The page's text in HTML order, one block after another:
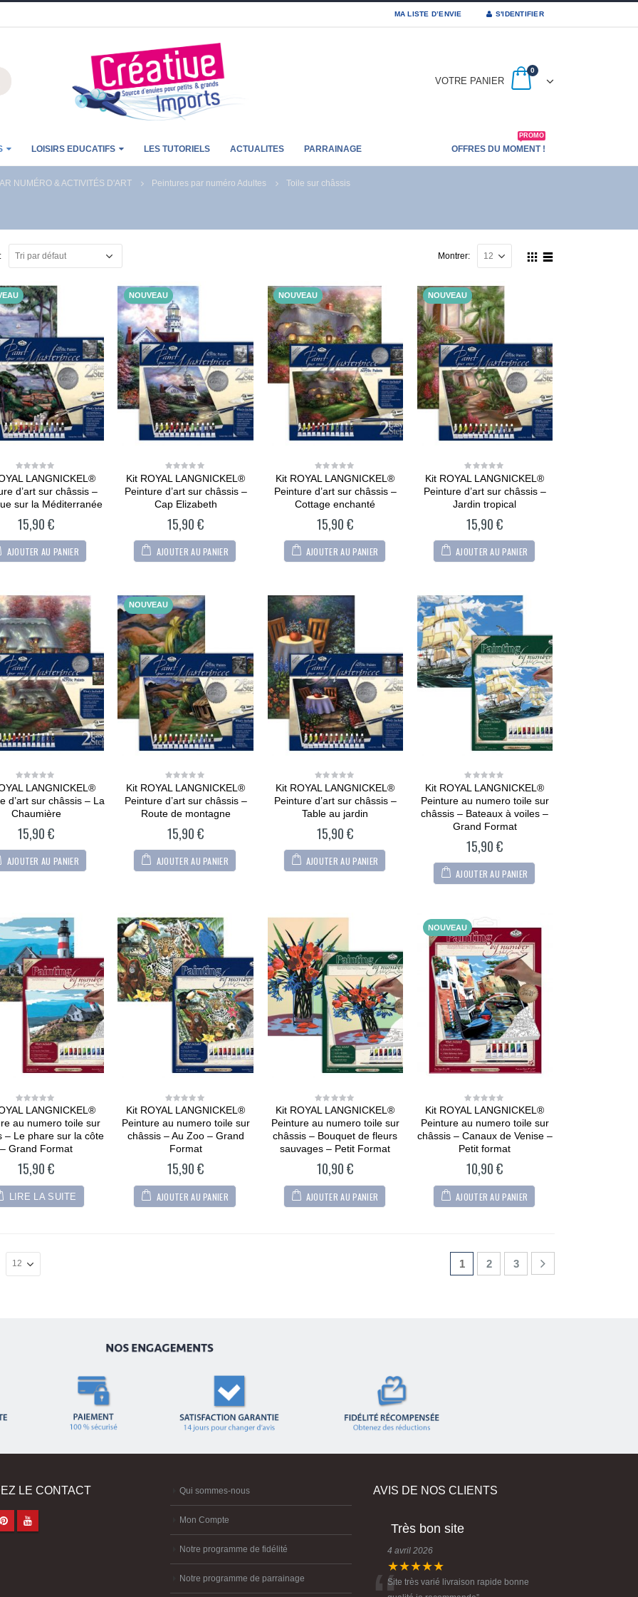
MA LISTE D’ENVIE S'IDENTIFIER
VOTRE PANIER
0
LOISIRS EDUCATIFS LES TUTORIELS ACTUALITES PARRAINAGE OFFRES DU MOMENT !
PROMO
NUMÉRO & ACTIVITÉS D'ART Peintures par numéro Adultes Toile sur châssis
Montrer:
0
of
5
LANGNICKEL®
d’art sur châssis –
sur la Méditerranée
15,90€
AJOUTER AU PANIER
NOUVEAU
0
of
5
Kit ROYAL LANGNICKEL®
Peinture d’art sur châssis –
Cap Elizabeth
15,90€
AJOUTER AU PANIER
NOUVEAU
0
of
5
Kit ROYAL LANGNICKEL®
Peinture d’art sur châssis –
Cottage enchanté
15,90€
AJOUTER AU PANIER
NOUVEAU
0
of
5
Kit ROYAL LANGNICKEL®
Peinture d’art sur châssis –
Jardin tropical
15,90€
AJOUTER AU PANIER
0
of
5
LANGNICKEL®
d’art sur châssis – La
Chaumière
15,90€
AJOUTER AU PANIER
NOUVEAU
0
of
5
Kit ROYAL LANGNICKEL®
Peinture d’art sur châssis –
Route de montagne
15,90€
AJOUTER AU PANIER
0
of
5
Kit ROYAL LANGNICKEL®
Peinture d’art sur châssis –
Table au jardin
15,90€
AJOUTER AU PANIER
0
of
5
Kit ROYAL LANGNICKEL®
Peinture au numero toile sur
châssis – Bateaux à voiles –
Grand Format
15,90€
AJOUTER AU PANIER
0
of
5
LANGNICKEL®
au numero toile sur
– Le phare sur la côte
– Grand Format
15,90€
LIRE LA SUITE
0
of
Kit ROYAL LANGNICKEL®
Peinture au numero toile sur
châssis – Au Zoo – Grand
Format
15,90€
AJOUTER AU PANIER
0
of
5
Kit ROYAL LANGNICKEL®
Peinture au numero toile sur
châssis – Bouquet de fleurs
sauvages – Petit Format
10,90€
AJOUTER AU PANIER
NOUVEAU
0
of
5
Kit ROYAL LANGNICKEL®
Peinture au numero toile sur
châssis – Canaux de Venise –
Petit format
10,90€
AJOUTER AU PANIER
1 2 3
CARTONIC® -
Modèle Chien
Maltipoo
36,90€
CARTONIC® -
0
out
5
36,90€
CARTONIC® -
Modèle Arty Bunny
out
of
5
36,90
CARTONIC® -
Modèle Chien
Maltipoo
36,90€
CARTONIC® -
Modèle Berger
0
out
5
36,90€
CARTONIC® -
Modèle Arty Bunny
out
of
5
36,90
CARTONIC® -
Modèle Chien
Maltipoo
0
out
36,90€
CARTONIC® -
Modèle Berger
0
out
5
36,90€
CARTONIC® -
Modèle Arty Bunny
out
of
5
36,90
LE CONTACT Qui sommes-nous
Mon Compte
Notre programme de fidélité
Notre programme de parrainage
AVIS DE NOS CLIENTS
Très bon site
4 avril 2026
★★★★★
Site très varié livraison rapide bonne
CARTONIC® -
Modèle Chien
Maltipoo
out
of
5
36,90€
CARTONIC® -
Modèle Berger
allemand
0
out
of
36,90€
Modèle Arty Bunny
0
out
of
36,90€